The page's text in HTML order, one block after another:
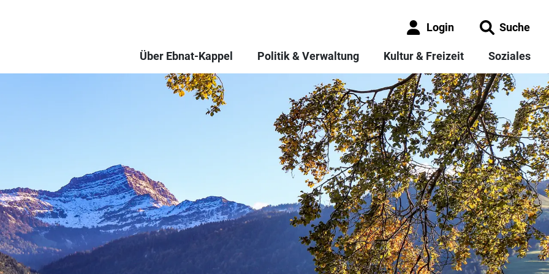
Login Suche
Über Ebnat-Kappel Politik & Verwaltung Kultur & Freizeit Soziales